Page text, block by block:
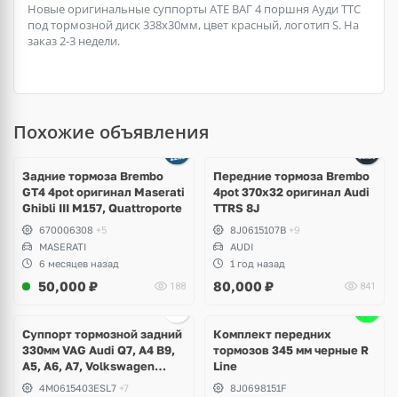
Новые оригинальные суппорты ATE ВАГ 4 поршня Ауди ТТС
под тормозной диск 338х30мм, цвет красный, логотип S. На
заказ 2-3 недели.
Похожие объявления
Задние тормоза Brembo
GT4 4pot оригинал Maserati
Ghibli III M157, Quattroporte
670006308 +5
MASERATI
6 месяцев назад
50,000 ₽ 188
Передние тормоза Brembo
4pot 370x32 оригинал Audi
TTRS 8J
8J0615107B +9
AUDI
1 год назад
80,000 ₽ 841
Суппорт тормозной задний
330мм VAG Audi Q7, A4 B9,
A5, A6, A7, Volkswagen
Touareg CR
4M0615403ESL7 +7
Комплект передних
тормозов 345 мм черные R
Line
8J0698151F